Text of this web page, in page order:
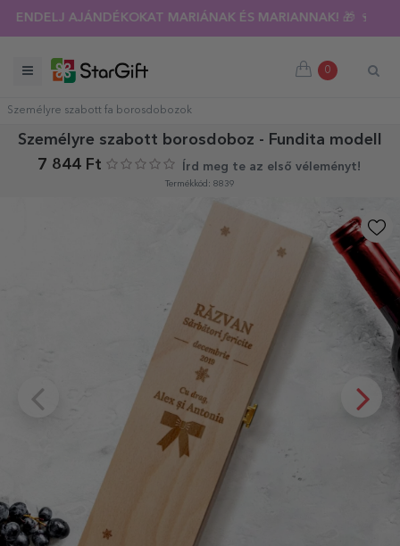
RENDELJ AJÁNDÉKOKAT MARIÁNAK ÉS MARIANNAK! 🎁 🍷
0
Személyre szabott fa borosdobozok
Személyre szabott borosdoboz - Fundita modell
7 844 Ft
Írd meg te az első véleményt!
Termékkód: 8839